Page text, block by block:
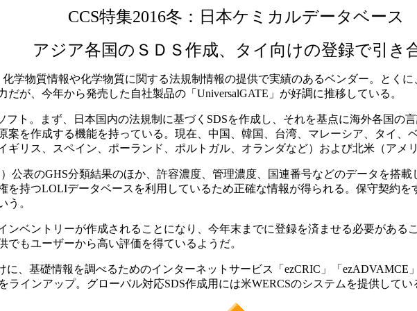
CCS特集2016冬：日本ケミカルデータベース
アジア各国のＳＤＳ作成、タイ向けの登録で引き
学物質情報や化学物質に関する法規制情報の提供で実績のあるベンダー。とく
が、今年から発売した自社製品の「UniversalGATE」が好調に推移している。
ト。まず、日本国内の法規制に基づくSDSを作成し、それを基点に海外各国の
案を作成する機能を持っている。現在、中国、韓国、台湾、マレーシア、タイ、
リス、スペイン、ポーランド、ポルトガル、オランダなど）および北米（アメ
表のGHS分類結果のほか、許容濃度、管理濃度、国連番号などのデータを搭載
を持つLOLIデータベースを利用しているため正確な情報が得られる。保守契約
う。
ベントリーが作成されることになり、今年末までに登録を済ませる必要がある
もユーザーから高い評価を得ているようだ。
、基礎情報を調べるためのインターネットサービス「ezCRIC」「ezADVAMCE
インアップ。グローバル対応SDS作成用には米WERCSのシステムを提供してい